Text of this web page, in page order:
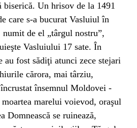
biserică. Un hrisov de la 1491
care s-a bucurat Vasluiul în
de el „târgul nostru”,
Vasluiului 17 sate. În
au fost sădiţi atunci zece stejari
cărora, mai târziu,
însemnul Moldovei -
marelui voievod, oraşul
Domnească se ruinează,